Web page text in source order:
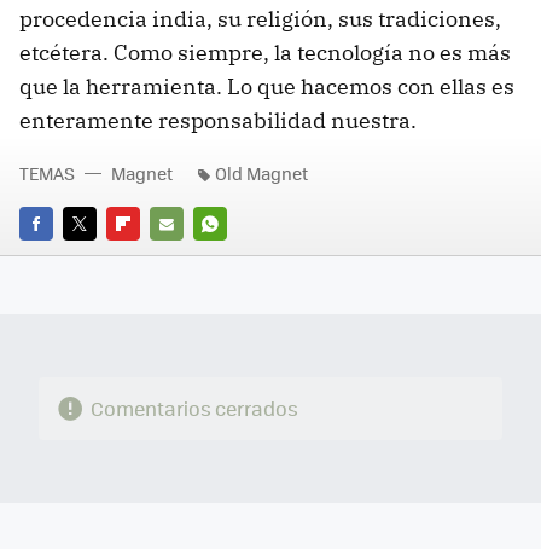
procedencia india, su religión, sus tradiciones,
etcétera. Como siempre, la tecnología no es más
que la herramienta. Lo que hacemos con ellas es
enteramente responsabilidad nuestra.
FACEBOOK
TWITTERFLIPBOARD
E-
WHATSAPP
TEMAS Magnet Old Magnet
Comentarios cerrados